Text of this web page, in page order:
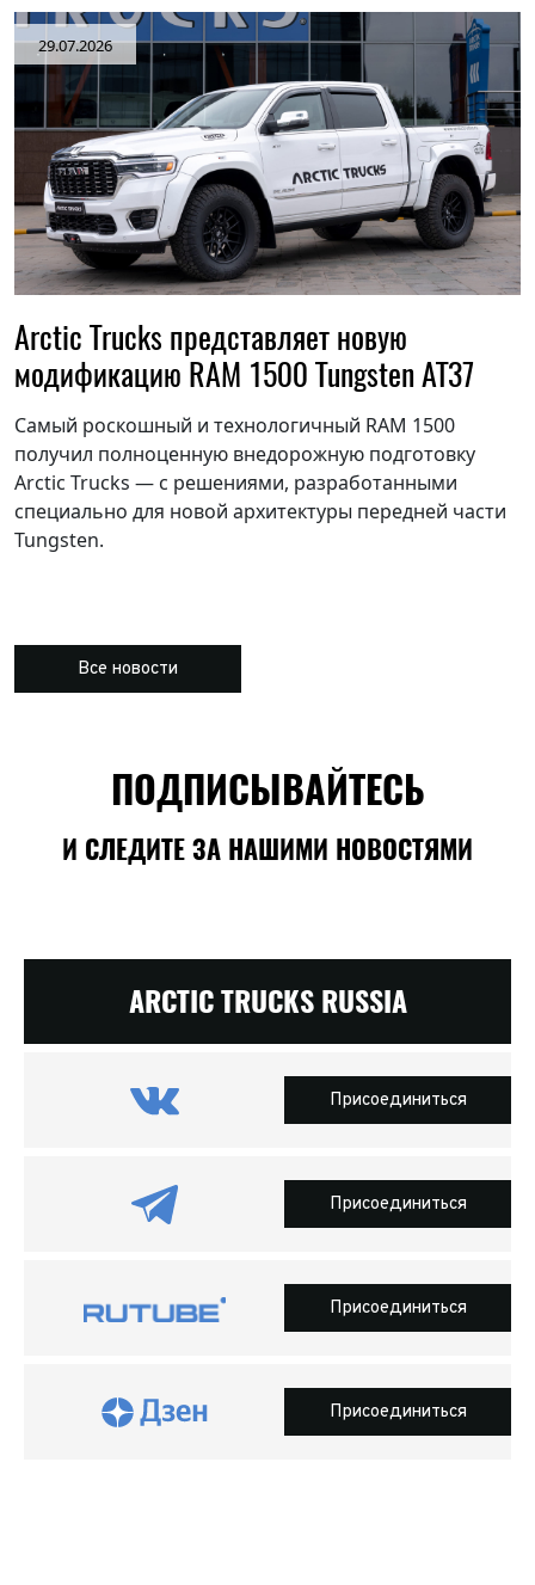
29.07.2026
Arctic Trucks представляет новую
модификацию RAM 1500 Tungsten AT37
Самый роскошный и технологичный RAM 1500
получил полноценную внедорожную подготовку
Arctic Trucks — с решениями, разработанными
специально для новой архитектуры передней части
Tungsten.
Все новости
ПОДПИСЫВАЙТЕСЬ
И СЛЕДИТЕ ЗА НАШИМИ НОВОСТЯМИ
ARCTIC TRUCKS RUSSIA
Присоединиться
Присоединиться
Присоединиться
Присоединиться